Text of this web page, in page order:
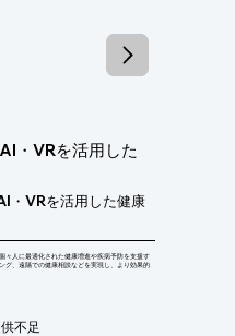
くか、お気軽にお問い合わ
・VRを活用した
・VRを活用した健康
々人に最適化された健康増進や疾病予防を支援す
グ、遠隔での健康相談などを実現し、より効果的
不足